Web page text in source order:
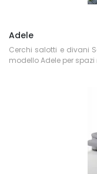
Adele
Cerchi salotti e divani
modello Adele per